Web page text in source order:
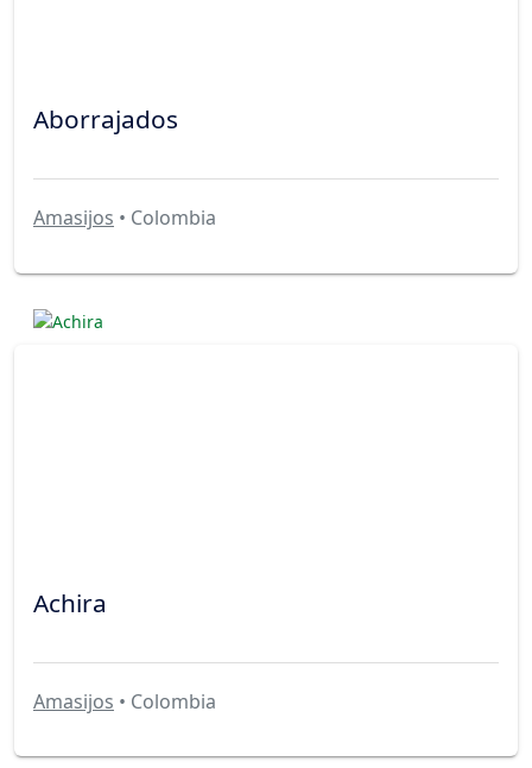
Aborrajados
Amasijos • Colombia
Achira
Amasijos • Colombia